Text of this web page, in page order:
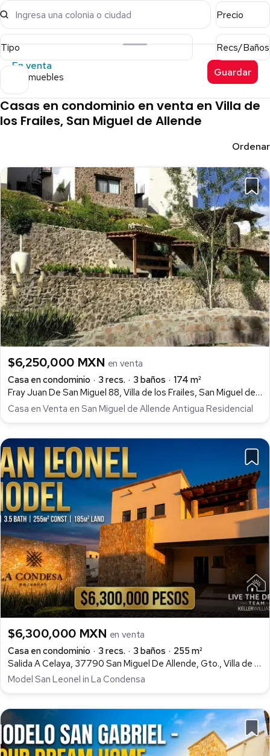
Ingresa una colonia o ciudad Precio
Tipo
Recs/Baños
En venta
15 inmuebles Guardar
Casas en condominio en venta en Villa de
los Frailes, San Miguel de Allende
Ordenar
$6,250,000 MXN en venta
Casa en condominio
3 recs. 3 baños
174 m²
Fray Juan De San Miguel 88, Villa de los Frailes, San Miguel de Allende
Casa en Venta en San Miguel de Allende Antigua Residencial
$6,300,000 MXN en venta
Casa en condominio
3 recs. 3 baños
255 m²
Salida A Celaya, 37790 San Miguel De Allende, Gto., Villa de los Frailes, San Miguel de Allende
Model San Leonel in La Condensa